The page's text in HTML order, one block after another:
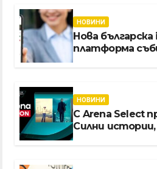
НОВИНИ
Нова
платформа
НОВИНИ
С Arena Select
Силни